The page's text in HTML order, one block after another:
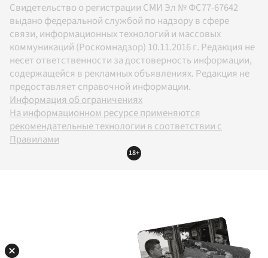
Свидетельство о регистрации СМИ Эл № ФС77-67642
выдано федеральной службой по надзору в сфере
связи, информационных технологий и массовых
коммуникаций (Роскомнадзор) 10.11.2016 г. Редакция не
несет ответственности за достоверность информации,
содержащейся в рекламных объявлениях. Редакция не
предоставляет справочной информации.
Информация об ограничениях
На информационном ресурсе применяются
рекомендательные технологии в соответствии с
Правилами
18+